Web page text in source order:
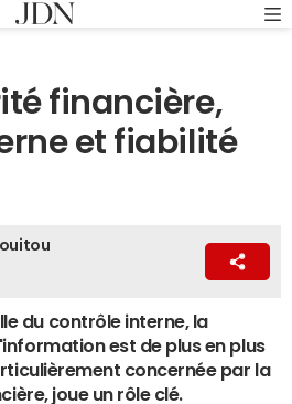
financière,
et fiabilité
du contrôle interne, la
est de plus en plus
concernée par la
joue un rôle clé.